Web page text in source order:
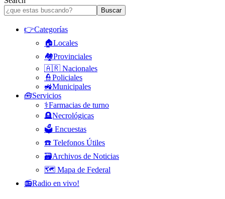
👉Categorías
🏠Locales
🏘️Provinciales
🇦🇷 Nacionales
👮Policiales
🚜Municipales
🧰Servicios
⚕️Farmacias de turno
🪦Necrológicas
🗳️ Encuestas
☎️ Telefonos Útiles
🗃️Archivos de Noticias
🗺️ Mapa de Federal
📻Radio en vivo!